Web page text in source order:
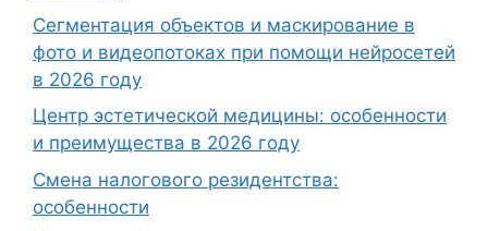
Сегментация объектов и маскирование в
фото и видеопотоках при помощи нейросетей
в 2026 году
Центр эстетической медицины: особенности
и преимущества в 2026 году
Смена налогового резидентства:
особенности